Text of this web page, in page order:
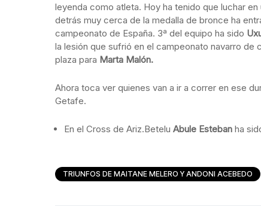
leyenda como atleta. Hoy ha tenido que luchar
detrás muy cerca de la medalla de bronce ha
campeonato de España. 3ª del equipo ha sido
la lesión que sufrió en el campeonato navarro de
plaza para Marta Malón.
Ahora toca ver quienes van a ir a correr en ese
Getafe.
En el Cross de Ariz.Betelu Abule Esteban ha
TRIUNFOS DE MAITANE MELERO Y ANDONI ACEBEDO